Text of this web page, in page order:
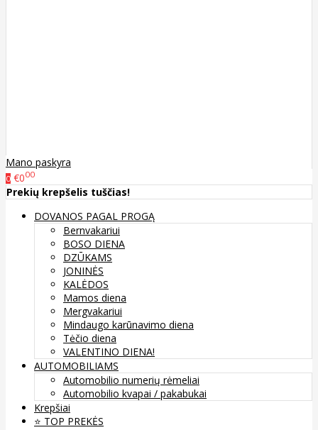
Mano paskyra
0 €000
Prekių krepšelis tuščias!
DOVANOS PAGAL PROGĄ
Bernvakariui
BOSO DIENA
DZŪKAMS
JONINĖS
KALĖDOS
Mamos diena
Mergvakariui
Mindaugo karūnavimo diena
Tėčio diena
VALENTINO DIENA!
AUTOMOBILIAMS
Automobilio numerių rėmeliai
Automobilio kvapai / pakabukai
Krepšiai
⭐️ TOP PREKĖS